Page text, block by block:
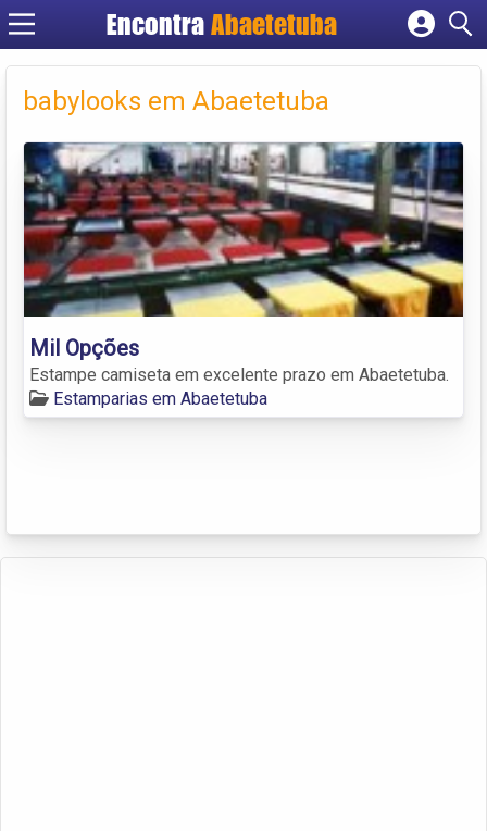
Encontra Abaetetuba
Cadastrar empresa
Criar conta
babylooks em Abaetetuba
Mil Opções
Estampe camiseta em excelente prazo em Abaetetuba.
Estamparias em Abaetetuba